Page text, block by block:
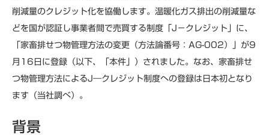
削減量のクレジット化を協働します。温暖化ガス排出の削減量な
どを国が認証し事業者間で売買する制度「J－クレジット」に、
「家畜排せつ物管理方法の変更（方法論番号：AG-002）」が9
月16日に登録（以下、「本件」）されました。なお、家畜排せ
つ物管理方法によるJ―クレジット制度への登録は日本初となり
ます（当社調べ）。
背景